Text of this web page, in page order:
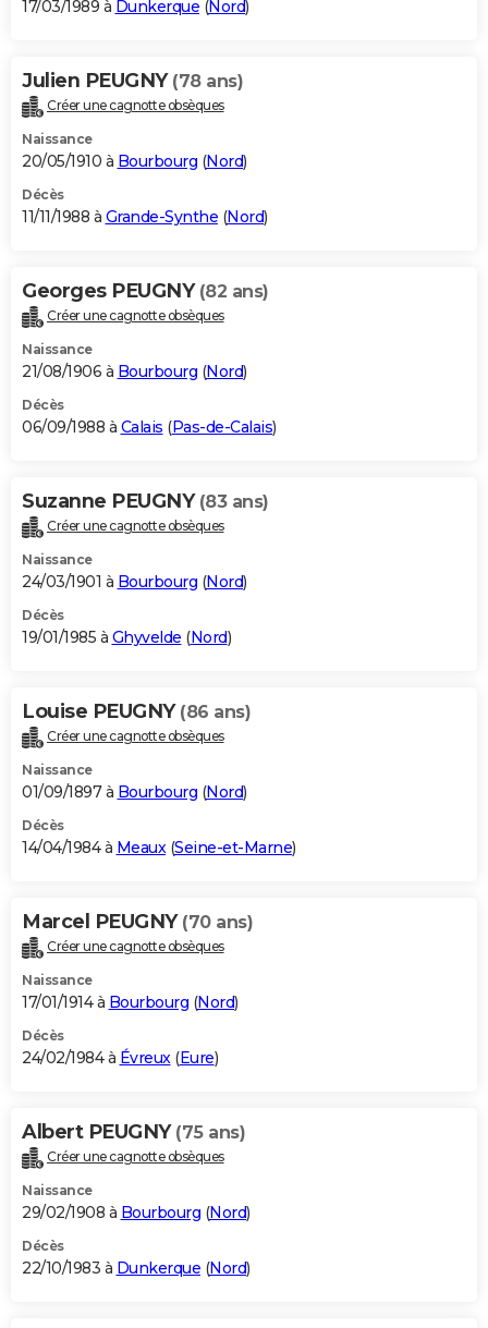
17/03/1989 à Dunkerque (Nord)
Julien PEUGNY (78 ans)
Créer une cagnotte obsèques
Naissance
20/05/1910 à Bourbourg (Nord)
Décès
11/11/1988 à Grande-Synthe (Nord)
Georges PEUGNY (82 ans)
Créer une cagnotte obsèques
Naissance
21/08/1906 à Bourbourg (Nord)
Décès
06/09/1988 à Calais (Pas-de-Calais)
Suzanne PEUGNY (83 ans)
Créer une cagnotte obsèques
Naissance
24/03/1901 à Bourbourg (Nord)
Décès
19/01/1985 à Ghyvelde (Nord)
Louise PEUGNY (86 ans)
Créer une cagnotte obsèques
Naissance
01/09/1897 à Bourbourg (Nord)
Décès
14/04/1984 à Meaux(Seine-et-Marne)
Marcel PEUGNY (70 ans)
Créer une cagnotte obsèques
Naissance
17/01/1914 à Bourbourg (Nord)
Décès
24/02/1984 à Évreux(Eure)
Albert PEUGNY (75 ans)
Créer une cagnotte obsèques
Naissance
29/02/1908 à Bourbourg (Nord)
Décès
22/10/1983 à Dunkerque (Nord)